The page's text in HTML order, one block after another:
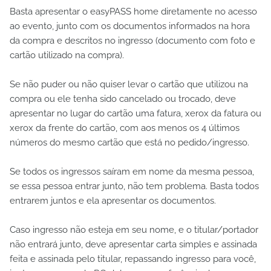
Basta apresentar o easyPASS home diretamente no acesso
ao evento, junto com os documentos informados na hora
da compra e descritos no ingresso (documento com foto e
cartão utilizado na compra).
Se não puder ou não quiser levar o cartão que utilizou na
compra ou ele tenha sido cancelado ou trocado, deve
apresentar no lugar do cartão uma fatura, xerox da fatura ou
xerox da frente do cartão, com aos menos os 4 últimos
números do mesmo cartão que está no pedido/ingresso.
Se todos os ingressos saíram em nome da mesma pessoa,
se essa pessoa entrar junto, não tem problema. Basta todos
entrarem juntos e ela apresentar os documentos.
Caso ingresso não esteja em seu nome, e o titular/portador
não entrará junto, deve apresentar carta simples e assinada
feita e assinada pelo titular, repassando ingresso para você,